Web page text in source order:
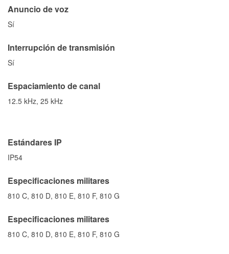
Anuncio de voz
Sí
Interrupción de transmisión
Sí
Espaciamiento de canal
12.5 kHz, 25 kHz
Estándares IP
IP54
Especificaciones militares
810 C, 810 D, 810 E, 810 F, 810 G
Especificaciones militares
810 C, 810 D, 810 E, 810 F, 810 G